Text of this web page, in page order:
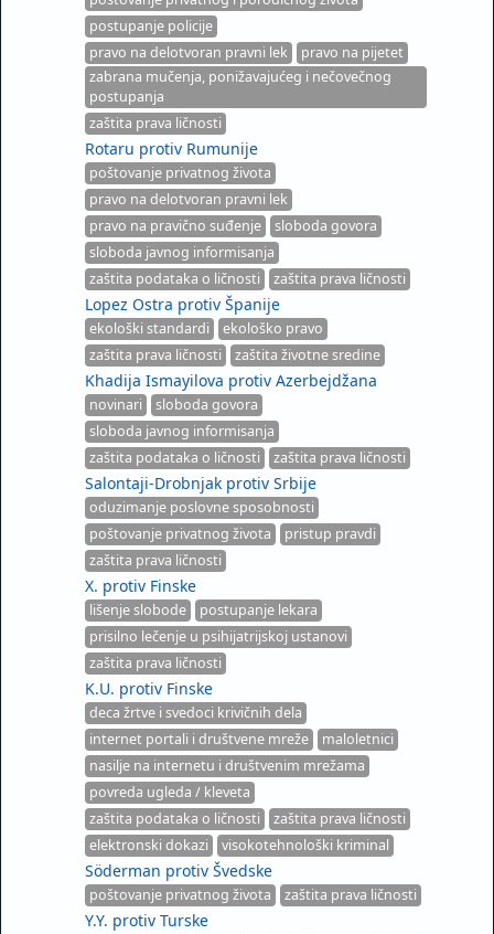
postupanje policije
pravo na delotvoran pravni lek
pravo na pijetet
zabrana mučenja, ponižavajućeg i nečovečnog
postupanja
zaštita prava ličnosti
Rotaru protiv Rumunije
poštovanje privatnog života
pravo na delotvoran pravni lek
pravo na pravično suđenje
sloboda govora
sloboda javnog informisanja
zaštita podataka o ličnosti
zaštita prava ličnosti
Lopez Ostra protiv Španije
ekološki standardi
ekološko pravo
zaštita prava ličnosti
zaštita životne sredine
Khadija Ismayilova protiv Azerbejdžana
novinari
sloboda govora
sloboda javnog informisanja
zaštita podataka o ličnosti
zaštita prava ličnosti
Salontaji-Drobnjak protiv Srbije
oduzimanje poslovne sposobnosti
poštovanje privatnog života
pristup pravdi
zaštita prava ličnosti
X. protiv Finske
lišenje slobode
postupanje lekara
prisilno lečenje u psihijatrijskoj ustanovi
zaštita prava ličnosti
K.U. protiv Finske
deca žrtve i svedoci krivičnih dela
internet portali i društvene mreže
maloletnici
nasilje na internetu i društvenim mrežama
povreda ugleda / kleveta
zaštita podataka o ličnosti
zaštita prava ličnosti
elektronski dokazi
visokotehnološki kriminal
Söderman protiv Švedske
poštovanje privatnog života zaštita prava ličnosti
Y.Y. protiv Turske